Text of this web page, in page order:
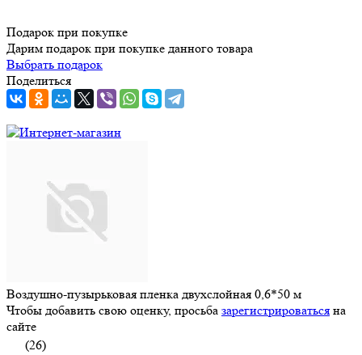
Подарок при покупке
Дарим подарок при покупке данного товара
Выбрать подарок
Поделиться
Воздушно-пузырьковая пленка двухслойная 0,6*50 м
Чтобы добавить свою оценку, просьба зарегистрироваться на
сайте
(26)